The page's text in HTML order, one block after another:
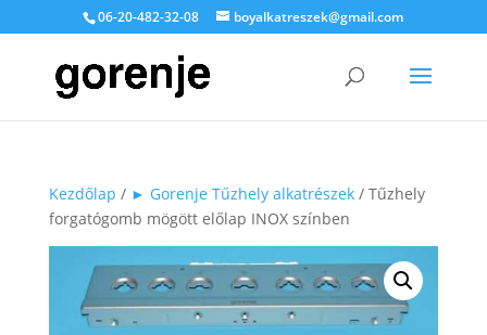
06-20-482-32-08 boyalkatreszek@gmail.com
Kezdőlap / ► Gorenje Tűzhely alkatrészek/ Tűzhely
forgatógomb mögött előlap INOX színben